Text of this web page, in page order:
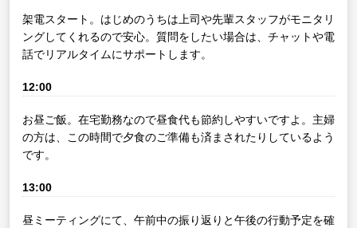
架電スタート。はじめのうちは上司や先輩スタッフがモニタリ
ングしてくれるので安心。質問をしたい場合は、チャットや電
話でリアルタイムにサポートします。
12:00
お昼ご飯。在宅勤務なので昼食代も節約しやすいですよ。主婦
の方は、この時間で夕食のご準備も済まされたりしているよう
です。
13:00
昼ミーティングにて、午前中の振り返りと午後の行動予定を確